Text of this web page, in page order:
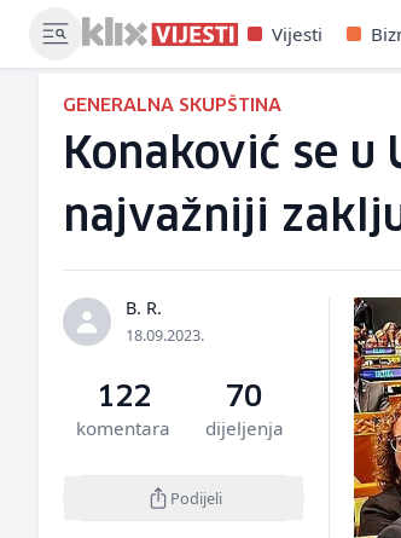
Vijesti
GENERALNA SKUPŠTINA
Konaković se
najvažniji
B. R.
18.09.2023.
122
komentara
70
dijeljenja
Podijeli